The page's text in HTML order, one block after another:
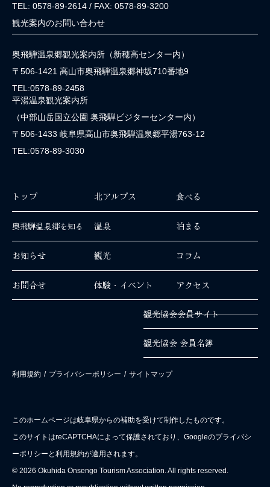
TEL: 0578-89-2614 / FAX: 0578-89-3200
観光案内のお問い合わせ
奥飛騨温泉郷観光案内所（新穂高センター内）
〒506-1421 高山市奥飛騨温泉郷神坂710番地9
TEL:0578-89-2458
平湯温泉観光案内所
（中部山岳国立公園 奥飛騨ビジターセンター内）
〒506-1433 岐阜県高山市奥飛騨温泉郷平湯763-12
TEL:0578-89-3030
トップ
奥飛騨温泉郷を知る
お知らせ
お問合せ
北アルプス
温泉
観光
体験・イベント
食べる
泊まる
コラム
アクセス
観光協会会員サイト
観光協会 会員名簿
利用規約 / プライバシーポリシー / サイトマップ
このホームページは岐阜県からの補助を受けて制作したものです。
このサイトはreCAPTCHAによって保護されており、Googleのプライバシ
ーポリシーと利用規約が適用されます。
© 2026 Okuhida Onsengo Tourism Association. All rights reserved.